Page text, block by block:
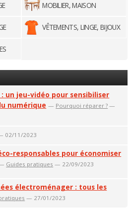
MOBILIER, MAISON
VÊTEMENTS, LINGE, BIJOUX
: un jeu-vidéo pour sensibiliser
numérique — Pourquoi réparer ? —
02/11/2023
responsables pour économiser
Guides pratiques — 22/09/2023
électroménager : tous les
— 27/01/2023